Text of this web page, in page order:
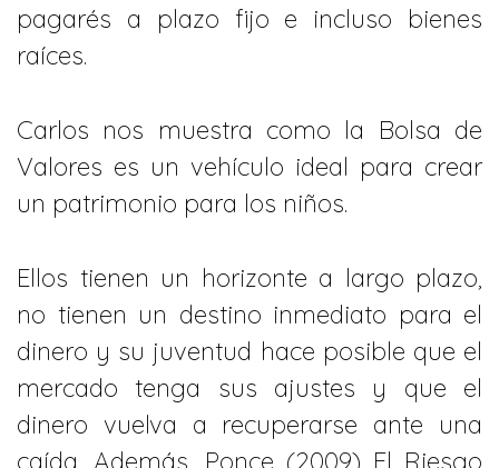
pagarés a plazo fijo e incluso bienes
raíces.
Carlos nos muestra como la Bolsa de
Valores es un vehículo ideal para crear
un patrimonio para los niños.
Ellos tienen un horizonte a largo plazo,
no tienen un destino inmediato para el
dinero y su juventud hace posible que el
mercado tenga sus ajustes y que el
dinero vuelva a recuperarse ante una
caída. Además, Ponce (2009) El Riesgo